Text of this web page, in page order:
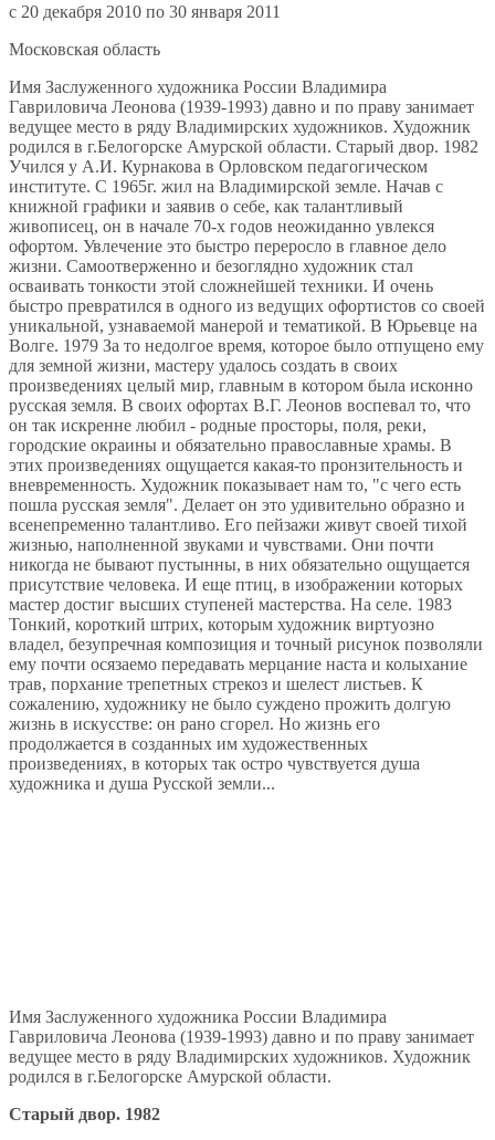
c 20 декабря 2010 по 30 января 2011
Московская область
Имя Заслуженного художника России Владимира
Гавриловича Леонова (1939-1993) давно и по праву занимает
ведущее место в ряду Владимирских художников. Художник
родился в г.Белогорске Амурской области. Старый двор. 1982
Учился у А.И. Курнакова в Орловском педагогическом
институте. С 1965г. жил на Владимирской земле. Начав с
книжной графики и заявив о себе, как талантливый
живописец, он в начале 70-х годов неожиданно увлекся
офортом. Увлечение это быстро переросло в главное дело
жизни. Самоотверженно и безоглядно художник стал
осваивать тонкости этой сложнейшей техники. И очень
быстро превратился в одного из ведущих офортистов со своей
уникальной, узнаваемой манерой и тематикой. В Юрьевце на
Волге. 1979 За то недолгое время, которое было отпущено ему
для земной жизни, мастеру удалось создать в своих
произведениях целый мир, главным в котором была исконно
русская земля. В своих офортах В.Г. Леонов воспевал то, что
он так искренне любил - родные просторы, поля, реки,
городские окраины и обязательно православные храмы. В
этих произведениях ощущается какая-то пронзительность и
вневременность. Художник показывает нам то, "с чего есть
пошла русская земля". Делает он это удивительно образно и
всенепременно талантливо. Его пейзажи живут своей тихой
жизнью, наполненной звуками и чувствами. Они почти
никогда не бывают пустынны, в них обязательно ощущается
присутствие человека. И еще птиц, в изображении которых
мастер достиг высших ступеней мастерства. На селе. 1983
Тонкий, короткий штрих, которым художник виртуозно
владел, безупречная композиция и точный рисунок позволяли
ему почти осязаемо передавать мерцание наста и колыхание
трав, порхание трепетных стрекоз и шелест листьев. К
сожалению, художнику не было суждено прожить долгую
жизнь в искусстве: он рано сгорел. Но жизнь его
продолжается в созданных им художественных
произведениях, в которых так остро чувствуется душа
художника и душа Русской земли...
Имя Заслуженного художника России Владимира
Гавриловича Леонова (1939-1993) давно и по праву занимает
ведущее место в ряду Владимирских художников. Художник
родился в г.Белогорске Амурской области.
Старый двор. 1982